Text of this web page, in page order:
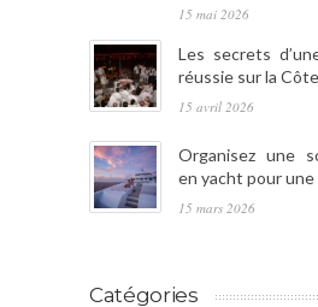
15 mai 2026
Les secrets
réussie sur la
15 avril 2026
Organisez une
en yacht pour
15 mars 2026
Catégories